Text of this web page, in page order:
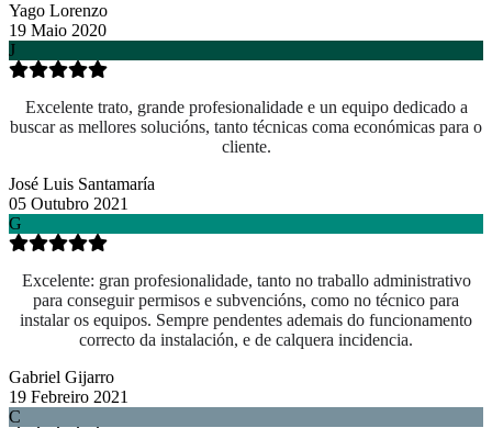
Yago Lorenzo
19 Maio 2020
J
Excelente trato, grande profesionalidade e un equipo dedicado a
buscar as mellores solucións, tanto técnicas coma económicas para o
cliente.
José Luis Santamaría
05 Outubro 2021
G
Excelente: gran profesionalidade, tanto no traballo administrativo
para conseguir permisos e subvencións, como no técnico para
instalar os equipos. Sempre pendentes ademais do funcionamento
correcto da instalación, e de calquera incidencia.
Gabriel Gijarro
19 Febreiro 2021
C